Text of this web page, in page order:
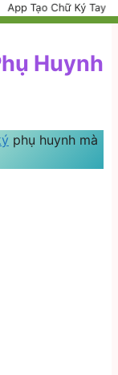
Huynh
phụ huynh mà